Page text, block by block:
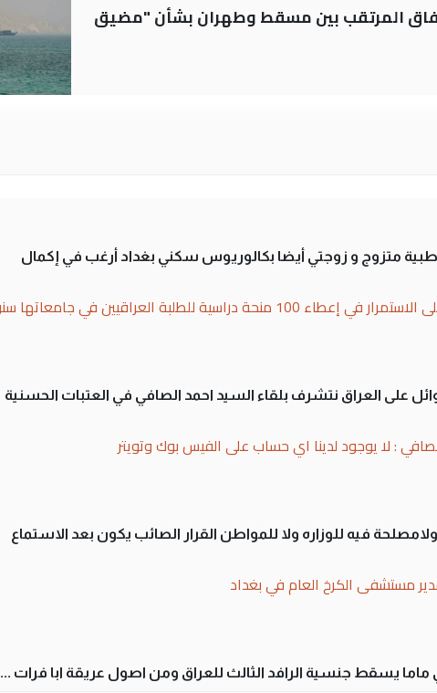
المرتقب بين مسقط وطهران بشأن "مضيق
طبية متزوج و زوجتي أيضا بكالوريوس سكني بغداد أرغب في إكمال
دراسية للطلبة العراقيين في جامعاتها سنويا
على العراق نتشرف بلقاء السيد احمد الصافي في العتبات الحسنية
: لا يوجود لدينا اي حساب على الفيس بوك وتويتر
فيه للوزاره ولا للمواطن القرار الصائب يكون بعد الاستماع
مستشفى الكرخ العام في بغداد
ماما يسقط جنسية الرافد الثالث للعراق ومن اصول عريقة ابا فرات ...